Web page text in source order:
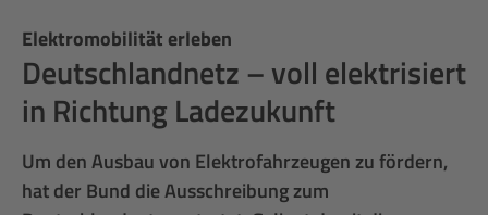
Elektromobilität erleben
Deutschlandnetz – voll elektrisiert
in Richtung Ladezukunft
Um den Ausbau von Elektrofahrzeugen zu fördern,
hat der Bund die Ausschreibung zum